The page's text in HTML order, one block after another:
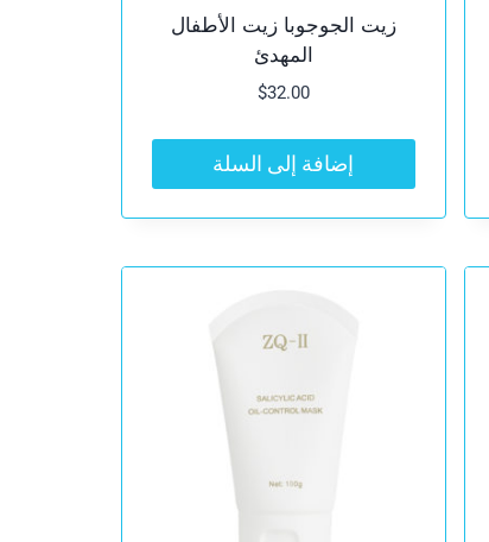
زيت الجوجوبا زيت الأطفال
المهدئ
$32.00
إضافة إلى السلة